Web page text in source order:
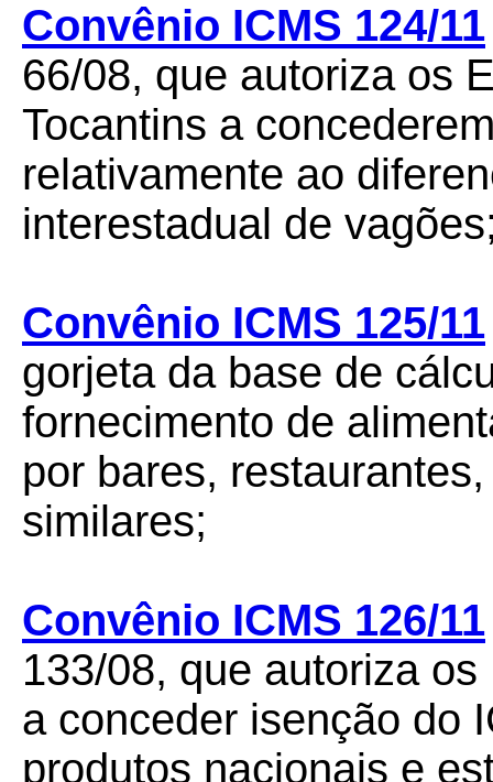
Convênio ICMS 124/11
66/08, que autoriza os
Tocantins a
relativamente ao
interestadual de
Convênio ICMS 125/11
gorjeta da base de
fornecimento de
por bares,
similares;
Convênio ICMS 126/11
133/08, que autoriza
a conceder isenção do
produtos nacionais e